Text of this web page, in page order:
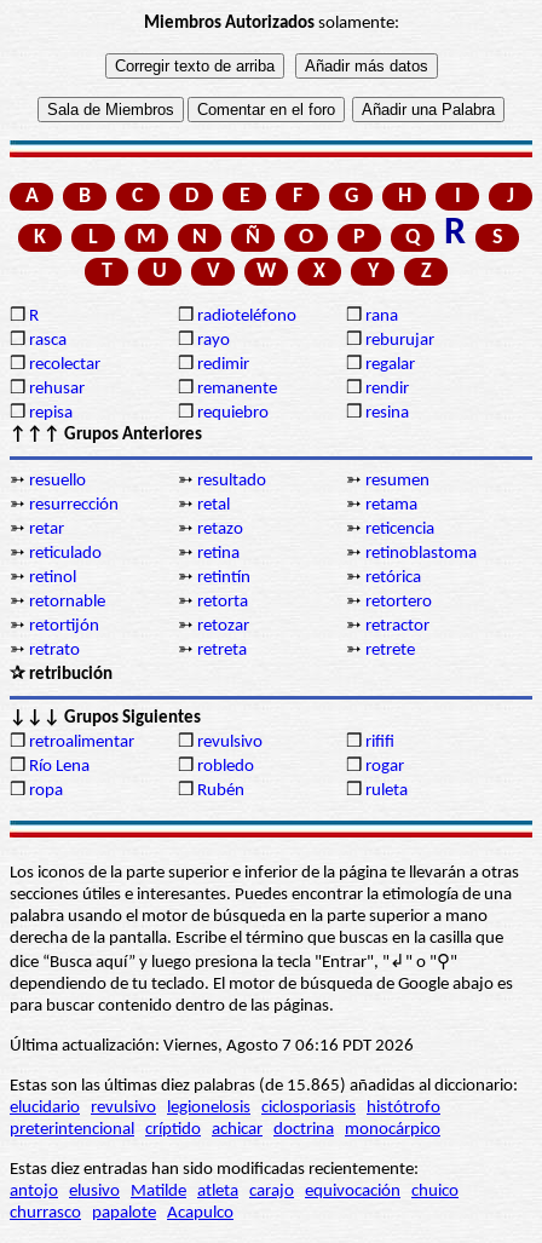
Miembros Autorizadossolamente:
A B C D E F G H I
J
K
L M N Ñ O P Q R
S
T
U V W X Y Z
❒ R ❒ radioteléfono ❒ rana
❒ rasca ❒ rayo ❒ reburujar
❒ recolectar ❒ redimir ❒ regalar
❒ rehusar ❒ remanente ❒ rendir
❒ repisa ❒ requiebro ❒ resina
↑↑↑ Grupos Anteriores
➳ resuello ➳ resultado ➳ resumen
➳ resurrección ➳ retal ➳ retama
➳ retar ➳ retazo ➳ reticencia
➳ reticulado ➳ retina ➳ retinoblastoma
➳ retinol ➳ retintín ➳ retórica
➳ retornable ➳ retorta ➳ retortero
➳ retortijón ➳ retozar ➳ retractor
➳ retrato ➳ retreta ➳ retrete
✰ retribución
↓↓↓ Grupos Siguientes
❒ retroalimentar ❒ revulsivo ❒ rififi
❒ Río Lena ❒ robledo ❒ rogar
❒ ropa ❒ Rubén ❒ ruleta
Los iconos de la parte superior e inferior de la página te llevarán a otras
secciones útiles e interesantes. Puedes encontrar la etimología de una
palabra usando el motor de búsqueda en la parte superior a mano
derecha de la pantalla. Escribe el término que buscas en la casilla que
dice “Busca aquí” y luego presiona la tecla "Entrar", "↲" o "⚲"
dependiendo de tu teclado. El motor de búsqueda de Google abajo es
para buscar contenido dentro de las páginas.
Última actualización: Viernes, Agosto 7 06:16 PDT 2026
Estas son las últimas diez palabras (de 15.865) añadidas al diccionario:
elucidario
revulsivo legionelosis ciclosporiasis
histótrofo
preterintencional críptido achicar doctrina monocárpico
Estas diez entradas han sido modificadas recientemente:
antojo elusivo Matilde atleta carajo equivocación
chuico
churrasco
papalote Acapulco